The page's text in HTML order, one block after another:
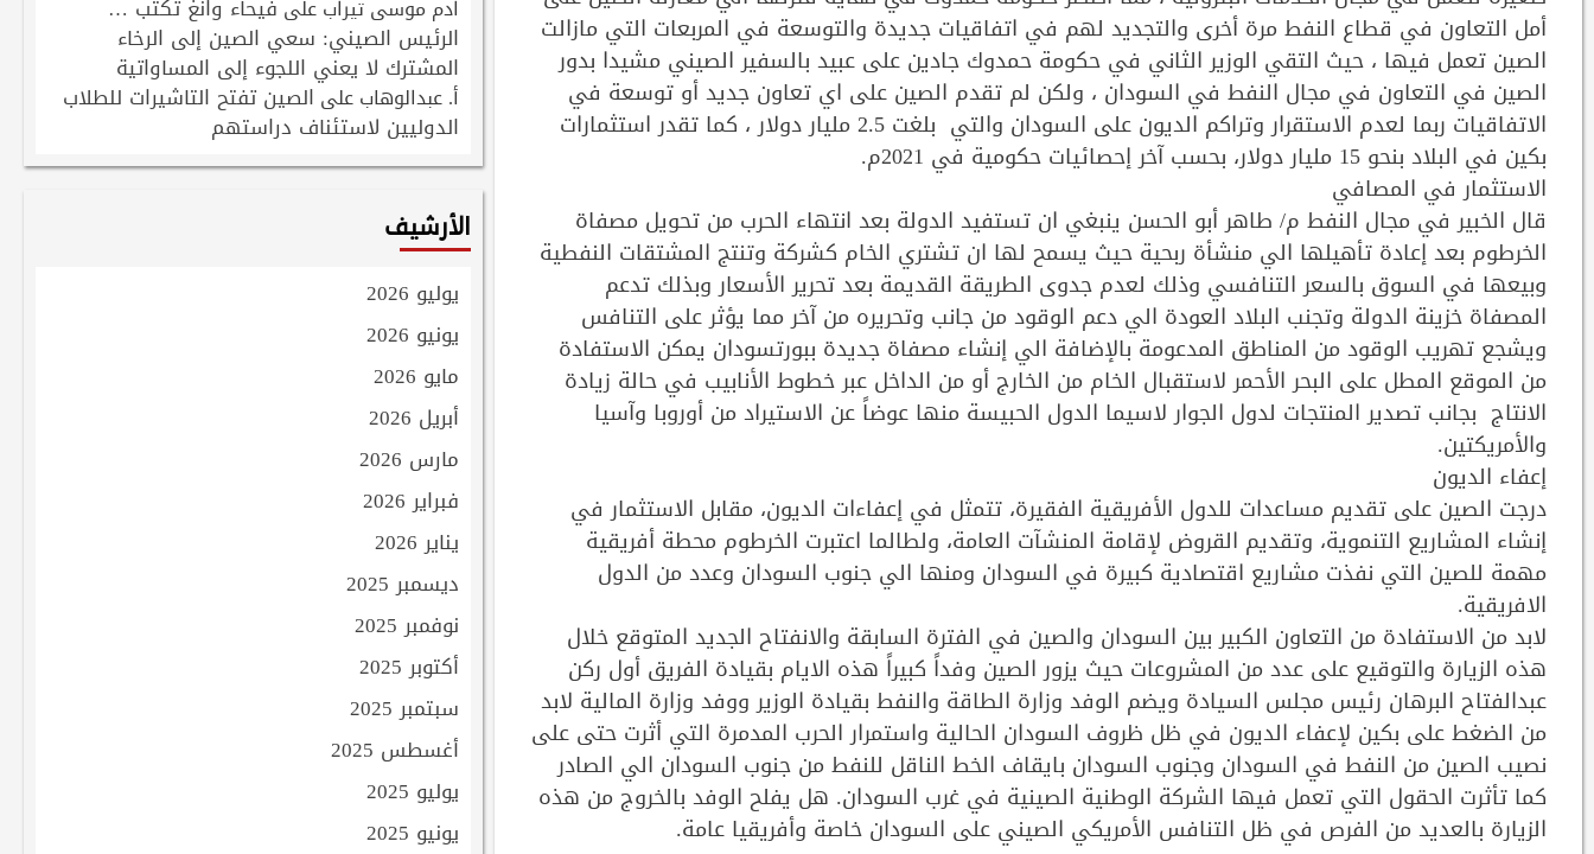
أمل التعاون في قطاع النفط مرة أخرى والتجديد لهم في اتفاقيات جديدة والتوسعة في المربعات التي مازالت
الصين تعمل فيها ، حيث التقي الوزير الثاني في حكومة حمدوك جادين على عبيد بالسفير الصيني مشيدا بدور
الصين في التعاون في مجال النفط في السودان ، ولكن لم تقدم الصين على اي تعاون جديد أو توسعة في
الاتفاقيات ربما لعدم الاستقرار وتراكم الديون على السودان والتي بلغت 2.5 مليار دولار ، كما تقدر استثمارات
بكين في البلاد بنحو 15 مليار دولار، بحسب آخر إحصائيات حكومية في 2021م.
الاستثمار في المصافي
قال الخبير في مجال النفط م/ طاهر أبو الحسن ينبغي ان تستفيد الدولة بعد انتهاء الحرب من تحويل مصفاة
الخرطوم بعد إعادة تأهيلها الي منشأة ربحية حيث يسمح لها ان تشتري الخام كشركة وتنتج المشتقات النفطية
وبيعها في السوق بالسعر التنافسي وذلك لعدم جدوى الطريقة القديمة بعد تحرير الأسعار وبذلك تدعم
المصفاة خزينة الدولة وتجنب البلاد العودة الي دعم الوقود من جانب وتحريره من آخر مما يؤثر على التنافس
ويشجع تهريب الوقود من المناطق المدعومة بالإضافة الي إنشاء مصفاة جديدة ببورتسودان يمكن الاستفادة
من الموقع المطل على البحر الأحمر لاستقبال الخام من الخارج أو من الداخل عبر خطوط الأنابيب في حالة زيادة
الانتاج بجانب تصدير المنتجات لدول الجوار لاسيما الدول الحبيسة منها عوضاً عن الاستيراد من أوروبا وآسيا
والأمريكتين.
إعفاء الديون
درجت الصين على تقديم مساعدات للدول الأفريقية الفقيرة، تتمثل في إعفاءات الديون، مقابل الاستثمار في
إنشاء المشاريع التنموية، وتقديم القروض لإقامة المنشآت العامة، ولطالما اعتبرت الخرطوم محطة أفريقية
مهمة للصين التي نفذت مشاريع اقتصادية كبيرة في السودان ومنها الي جنوب السودان وعدد من الدول
الافريقية.
لابد من الاستفادة من التعاون الكبير بين السودان والصين في الفترة السابقة والانفتاح الجديد المتوقع خلال
هذه الزيارة والتوقيع على عدد من المشروعات حيث يزور الصين وفداً كبيراً هذه الايام بقيادة الفريق أول ركن
عبدالفتاح البرهان رئيس مجلس السيادة ويضم الوفد وزارة الطاقة والنفط بقيادة الوزير ووفد وزارة المالية لابد
من الضغط على بكين لإعفاء الديون في ظل ظروف السودان الحالية واستمرار الحرب المدمرة التي أثرت حتى على
نصيب الصين من النفط في السودان وجنوب السودان بايقاف الخط الناقل للنفط من جنوب السودان الي الصادر
كما تأثرت الحقول التي تعمل فيها الشركة الوطنية الصينية في غرب السودان. هل يفلح الوفد بالخروج من هذه
الزيارة بالعديد من الفرص في ظل التنافس الأمريكي الصيني على السودان خاصة وأفريقيا عامة.
ادم موسى تيرابعلى فيحاء وانغ تكتب …
الرئيس الصيني: سعي الصين إلى الرخاء
المشترك لا يعني اللجوء إلى المساواتية
أ. عبدالوهابعلى الصين تفتح التاشيرات للطلاب
الدوليين لاستئناف دراستهم
الأرشيف
يوليو 2026
يونيو 2026
مايو 2026
أبريل 2026
مارس 2026
فبراير 2026
يناير 2026
ديسمبر 2025
نوفمبر 2025
أكتوبر 2025
سبتمبر 2025
أغسطس 2025
يوليو 2025
يونيو 2025